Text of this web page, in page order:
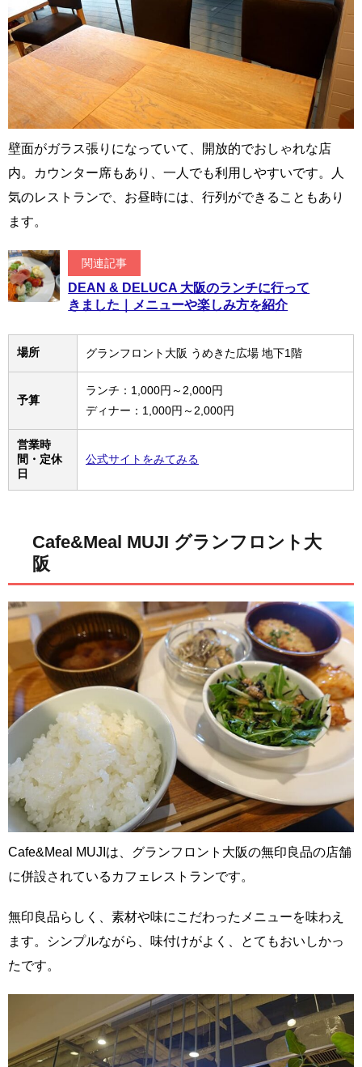
壁面がガラス張りになっていて、開放的でおしゃれな店
内。カウンター席もあり、一人でも利用しやすいです。人
気のレストランで、お昼時には、行列ができることもあり
ます。
関連記事
DEAN & DELUCA 大阪のランチに行って
きました｜メニューや楽しみ方を紹介
場所 グランフロント大阪 うめきた広場 地下1階
予算
ランチ：1,000円～2,000円
ディナー：1,000円～2,000円
営業時
間・定休
日
公式サイトをみてみる
Cafe&Meal MUJI グランフロント大
阪
Cafe&Meal MUJIは、グランフロント大阪の無印良品の店舗
に併設されているカフェレストランです。
無印良品らしく、素材や味にこだわったメニューを味わえ
ます。シンプルながら、味付けがよく、とてもおいしかっ
たです。